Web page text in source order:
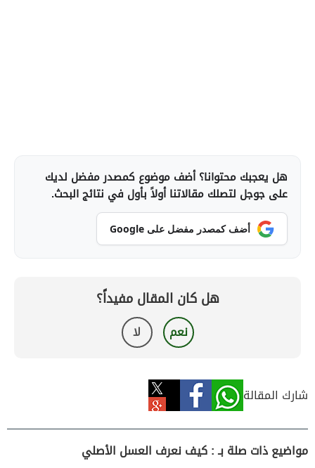
هل يعجبك محتوانا؟ أضف موضوع كمصدر مفضل لديك
على جوجل لتصلك مقالاتنا أولاً بأول في نتائج البحث.
أضف كمصدر مفضل على Google
هل كان المقال مفيداً؟
نعم لا
شارك المقالة
مواضيع ذات صلة بـ : كيف نعرف العسل الأصلي